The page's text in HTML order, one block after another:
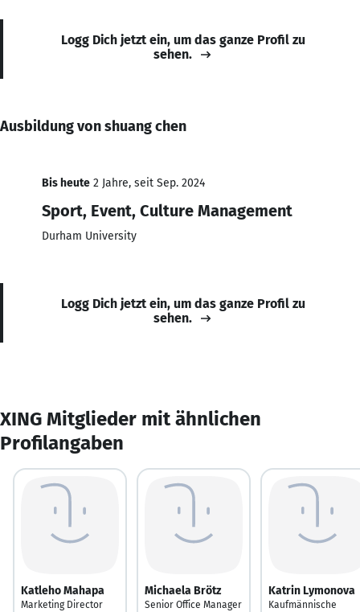
Logg Dich jetzt ein, um das ganze Profil zu
sehen.
Ausbildung von shuang chen
Bis heute 2 Jahre, seit Sep. 2024
Sport, Event, Culture Management
Durham University
Logg Dich jetzt ein, um das ganze Profil zu
sehen.
XING Mitglieder mit ähnlichen
Profilangaben
Katleho Mahapa
Marketing Director
Michaela Brötz
Senior Office Manager
Katrin Lymonova
Kaufmännische